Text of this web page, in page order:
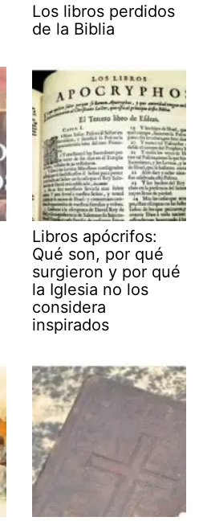
Los libros perdidos
de la Biblia
Libros apócrifos:
Qué son, por qué
surgieron y por qué
la Iglesia no los
considera
inspirados